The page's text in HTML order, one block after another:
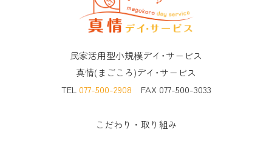
民家活用型小規模デイ･サービス
真情(まごころ)デイ･サービス
TEL 077-500-2908 FAX 077-500-3033
こだわり・取り組み